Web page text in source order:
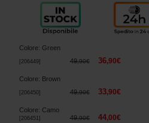
Colore: Green
206449] 49,90€ 36,90€
Colore: Brown
206450] 49,90€ 33,90€
Colore: Camo
206451 ] 49,90€ 44,00€